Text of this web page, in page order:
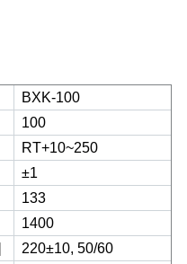
BXK-100
100
RT+10~250
±1
133
1400
220±10, 50/60